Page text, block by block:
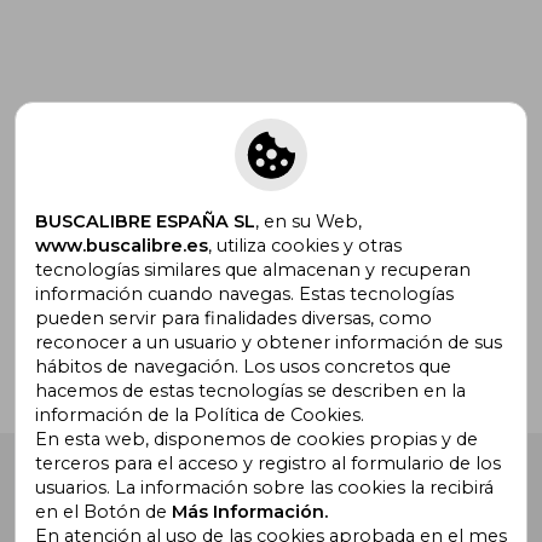
Suscríbete para recibir ofertas y
promociones
¿Necesitas ayuda?
Ir a Centro de Soporte
Buscalibre España . Calle Energía, 65, Nave 3 (08940),
Cornellà de Llobregat, Barcelona. Derechos Reservados.
BUSCALIBRE ESPAÑA SL, en su Web,
www.buscalibre.es, utiliza cookies y otras
tecnologías similares que almacenan y recuperan
información cuando navegas. Estas tecnologías
pueden servir para finalidades diversas, como
reconocer a un usuario y obtener información de sus
hábitos de navegación. Los usos concretos que
hacemos de estas tecnologías se describen en la
información de la Política de Cookies.
En esta web, disponemos de cookies propias y de
terceros para el acceso y registro al formulario de los
usuarios. La información sobre las cookies la recibirá
en el Botón de Más Información.
En atención al uso de las cookies aprobada en el mes